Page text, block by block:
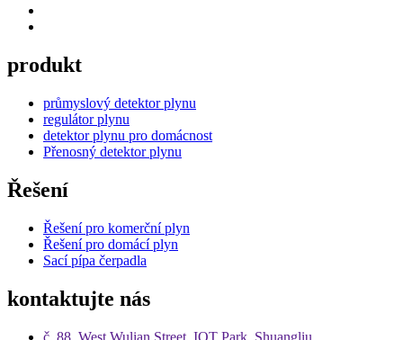
produkt
průmyslový detektor plynu
regulátor plynu
detektor plynu pro domácnost
Přenosný detektor plynu
Řešení
Řešení pro komerční plyn
Řešení pro domácí plyn
Sací pípa čerpadla
kontaktujte nás
č. 88, West Wulian Street, IOT Park, Shuangliu